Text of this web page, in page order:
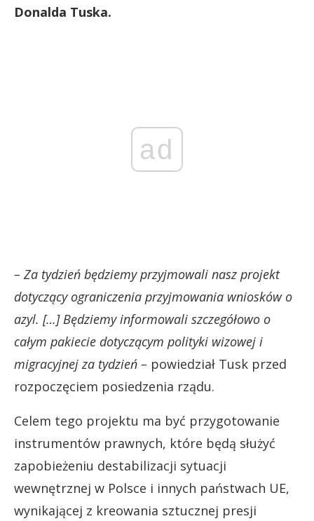
Donalda Tuska.
ad
– Za tydzień będziemy przyjmowali nasz projekt
dotyczący ograniczenia przyjmowania wniosków o
azyl. […] Będziemy informowali szczegółowo o
całym pakiecie dotyczącym polityki wizowej i
migracyjnej za tydzień – powiedział Tusk przed
rozpoczęciem posiedzenia rządu.
Celem tego projektu ma być przygotowanie
instrumentów prawnych, które będą służyć
zapobieżeniu destabilizacji sytuacji
wewnętrznej w Polsce i innych państwach UE,
wynikającej z kreowania sztucznej presji